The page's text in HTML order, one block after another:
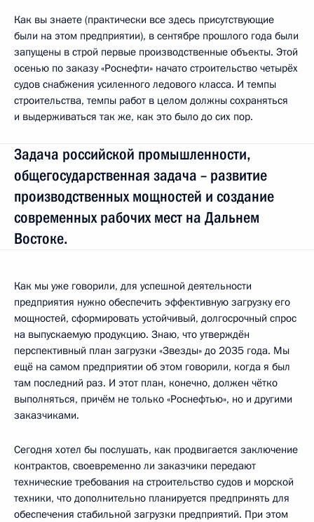
Как вы знаете (практически все здесь присутствующие
были на этом предприятии), в сентябре прошлого года были
запущены в строй первые производственные объекты. Этой
осенью по заказу «Роснефти» начато строительство четырёх
судов снабжения усиленного ледового класса. И темпы
строительства, темпы работ в целом должны сохраняться
и выдерживаться так же, как это было до сих пор.
Задача российской промышленности,
общегосударственная задача – развитие
производственных мощностей и создание
современных рабочих мест на Дальнем
Востоке.
Как мы уже говорили, для успешной деятельности
предприятия нужно обеспечить эффективную загрузку его
мощностей, сформировать устойчивый, долгосрочный спрос
на выпускаемую продукцию. Знаю, что утверждён
перспективный план загрузки «Звезды» до 2035 года. Мы
ещё на самом предприятии об этом говорили, когда я был
там последний раз. И этот план, конечно, должен чётко
выполняться, причём не только «Роснефтью», но и другими
заказчиками.
Сегодня хотел бы послушать, как продвигается заключение
контрактов, своевременно ли заказчики передают
технические требования на строительство судов и морской
техники, что дополнительно планируется предпринять для
обеспечения стабильной загрузки предприятий. При этом